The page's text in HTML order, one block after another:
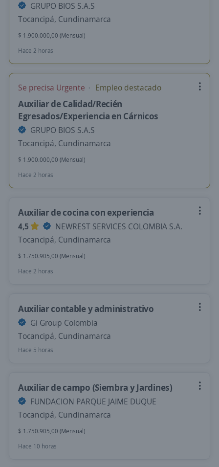
GRUPO BIOS S.A.S
Tocancipá, Cundinamarca
$ 1.900.000,00 (Mensual)
Hace 2 horas
Se precisa Urgente Empleo destacado
Auxiliar de Calidad/Recién
Egresados/Experiencia en Cárnicos
GRUPO BIOS S.A.S
Tocancipá, Cundinamarca
$ 1.900.000,00 (Mensual)
Hace 2 horas
Auxiliar de cocina con experiencia
4,5
NEWREST SERVICES COLOMBIA S.A.
Tocancipá, Cundinamarca
$ 1.750.905,00 (Mensual)
Hace 2 horas
Auxiliar contable y administrativo
Gi Group Colombia
Tocancipá, Cundinamarca
Hace 5 horas
Auxiliar de campo (Siembra y Jardines)
FUNDACION PARQUE JAIME DUQUE
Tocancipá, Cundinamarca
$ 1.750.905,00 (Mensual)
Hace 10 horas